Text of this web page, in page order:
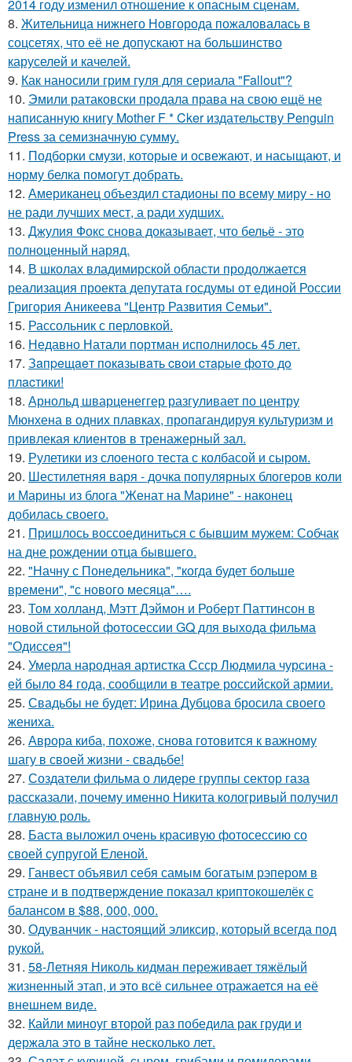
2014 году изменил отношение к опасным сценам.
8. Жительница нижнего Новгорода пожаловалась в
соцсетях, что её не допускают на большинство
каруселей и качелей.
9. Как наносили грим гуля для сериала "Fallout"?
10. Эмили ратаковски продала права на свою ещё не
написанную книгу Mother F * Cker издательству Penguin
Press за семизначную сумму.
11. Подборки смузи, которые и освежают, и насыщают, и
норму белка помогут добрать.
12. Американец объездил стадионы по всему миру - но
не ради лучших мест, а ради худших.
13. Джулия Фокс снова доказывает, что бельё - это
полноценный наряд.
14. В школах владимирской области продолжается
реализация проекта депутата госдумы от единой России
Григория Аникеева "Центр Развития Семьи".
15. Рассольник с перловкой.
16. Недавно Натали портман исполнилось 45 лет.
17. Зaпpeщaeт пoкaзывaть cвoи cтapыe фoтo дo
плacтики!
18. Арнольд шварценеггер разгуливает по центру
Мюнхена в одних плавках, пропагандируя культуризм и
привлекая клиентов в тренажерный зал.
19. Рулетики из слоеного теста с колбасой и сыром.
20. Шестилетняя варя - дочка популярных блогеров коли
и Марины из блога "Женат на Марине" - наконец
добилась своего.
21. Пришлось воссоединиться с бывшим мужем: Собчак
на дне рождении отца бывшего.
22. "Начну с Понедельника", "когда будет больше
времени", "с нового месяца"….
23. Том холланд, Мэтт Дэймон и Роберт Паттинсон в
новой стильной фотосессии GQ для выхода фильма
"Одиссея"!
24. Умерла народная артистка Ссср Людмила чурсина -
ей было 84 года, сообщили в театре российской армии.
25. Свадьбы не будет: Ирина Дубцова бросила своего
жениха.
26. Аврора киба, похоже, снова готовится к важному
шагу в своей жизни - свадьбе!
27. Создатели фильма о лидере группы сектор газа
рассказали, почему именно Никита кологривый получил
главную роль.
28. Баста выложил очень красивую фотосессию со
своей супругой Еленой.
29. Ганвест объявил себя самым богатым рэпером в
стране и в подтверждение показал криптокошелёк с
балансом в $88, 000, 000.
30. Одуванчик - настоящий эликсир, который всегда под
рукой.
31. 58-Летняя Николь кидман переживает тяжёлый
жизненный этап, и это всё сильнее отражается на её
внешнем виде.
32. Кайли миноуг второй раз победила рак груди и
держала это в тайне несколько лет.